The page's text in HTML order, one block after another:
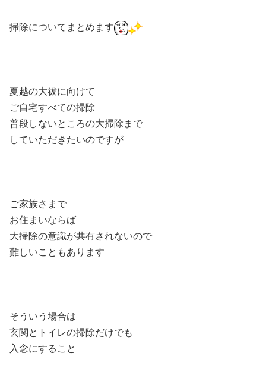
掃除についてまとめます
夏越の大祓に向けて
ご自宅すべての掃除
普段しないところの大掃除まで
していただきたいのですが
ご家族さまで
お住まいならば
大掃除の意識が共有されないので
難しいこともあります
そういう場合は
玄関とトイレの掃除だけでも
入念にすること